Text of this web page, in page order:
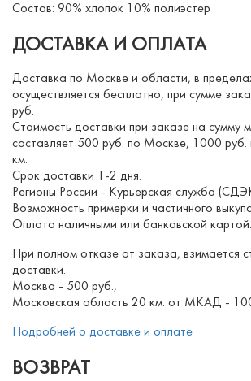
Состав: 90% хлопок 10% полиэстер
ДОСТАВКА И ОПЛАТА
Доставка по Москве и области, в
осуществляется бесплатно, при сумме
руб.
Стоимость доставки при заказе на сумму
составляет 500 руб. по Москве, 1000
км.
Срок доставки 1-2 дня.
Регионы России - Курьерская служба
Возможность примерки и частичного
Оплата наличными или банковской картой.
При полном отказе от заказа, взимается
доставки.
Москва - 500 руб.,
Московская область 20 км. от МКАД -
Подробней о доставке и оплате
ВОЗВРАТ